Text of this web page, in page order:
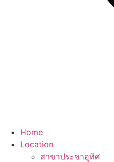
Home
Location
สาขาประชาอุทิศ